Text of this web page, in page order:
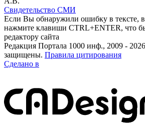
Свидетельство СМИ
Если Вы обнаружили ошибку в тексте,
нажмите клавиши CTRL+ENTER, что
редактору сайта
Редакция Портала 1000 инф., 2009 -
защищены. Правила цитирования
Сделано в